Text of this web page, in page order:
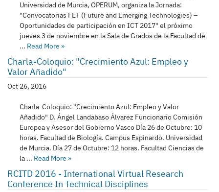
Universidad de Murcia, OPERUM, organiza la Jornada:
"Convocatorias FET (Future and Emerging Technologies) –
Oportunidades de participación en ICT 2017" el próximo
jueves 3 de noviembre en la Sala de Grados de la Facultad de
... Read More »
Charla-Coloquio: "Crecimiento Azul: Empleo y
Valor Añadido"
Oct 26, 2016
Charla-Coloquio: "Crecimiento Azul: Empleo y Valor
Añadido" D. Ángel Landabaso Álvarez Funcionario Comisión
Europea y Asesor del Gobierno Vasco Día 26 de Octubre: 10
horas. Facultad de Biología. Campus Espinardo. Universidad
de Murcia. Día 27 de Octubre: 12 horas. Facultad Ciencias de
la ... Read More »
RCITD 2016 - International Virtual Research
Conference In Technical Disciplines